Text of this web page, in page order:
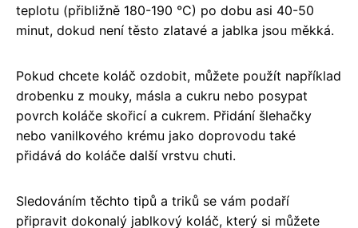
teplotu (přibližně 180-190 °C) po dobu asi 40-50
minut, dokud není těsto zlatavé a jablka jsou měkká.
Pokud chcete koláč ozdobit, můžete použít například
drobenku z mouky, másla a cukru nebo posypat
povrch koláče skořicí a cukrem. Přidání šlehačky
nebo vanilkového krému jako doprovodu také
přidává do koláče další vrstvu chuti.
Sledováním těchto tipů a triků se vám podaří
připravit dokonalý jablkový koláč, který si můžete